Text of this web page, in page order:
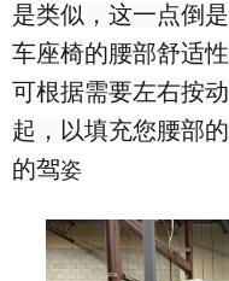
是类似，这一点倒
车座椅的腰部舒适
可根据需要左右按
起，以填充您腰部
的驾姿